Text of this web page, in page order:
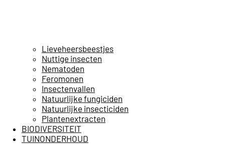
Lieveheersbeestjes
Nuttige insecten
Nematoden
Feromonen
Insectenvallen
Natuurlijke fungiciden
Natuurlijke insecticiden
Plantenextracten
BIODIVERSITEIT
TUINONDERHOUD